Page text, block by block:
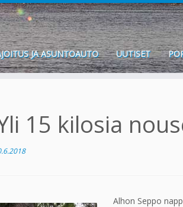
JA ASUNTOAUTO UUTISET
15 kilosia
Alhon Seppo